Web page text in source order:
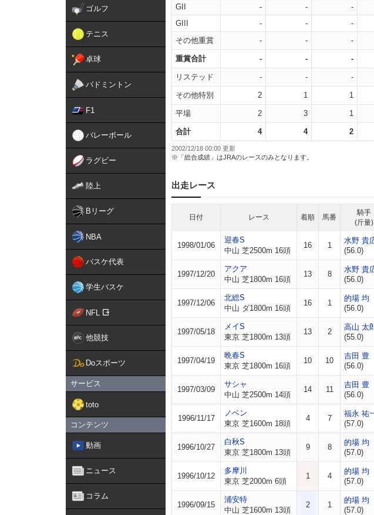
ゴルフ
テニス
卓球
バドミントン
F1
バレーボール
ラグビー
陸上
Bリーグ
NBA
バスケ代表
学生バスケ
NFL
他競技
Doスポーツ
サービス
toto
コンテンツ
動画
ニュース
コラム
GII
- - -
GIII
- - -
その他重賞
- - -
重賞合計 - - -
リステッド - - -
その他特別 2 1 1
平場 2 3 1
合計 4 4 2
2002/12/18 00:00 更新
※「総合成績」はJRAのレースのみとなります。
出走レース
日付 レース 着順 馬番
騎手
(斤量)
1998/01/06
迎春S
中山 芝2500m 16頭
16 1
水野 貴
(56.0)
1997/12/20
アクア
中山 芝1800m 16頭
13 8
水野 貴
(56.0)
1997/12/06
北総S
中山 ダ1800m 16頭
16 1
的場 均
(56.0)
1997/05/18
メイS
東京 芝1800m 13頭
13 2
高山 太
(55.0)
1997/04/19
晩春S
東京 芝1800m 16頭
10 10
吉田 豊
(56.0)
1997/03/09
サシャ
中山 芝2500m 14頭
14 11
吉田 豊
(56.0)
1996/11/17
ノベン
東京 芝1600m 18頭
4 7
福永 祐
(57.0)
1996/10/27
白秋S
東京 芝1800m 13頭
9 8
的場 均
(57.0)
1996/10/12
多摩川
東京 芝2000m 6頭
1 4
的場 均
(57.0)
1996/09/15
浦安特
中山 芝1600m 13頭
2 1
的場 均
(57.0)